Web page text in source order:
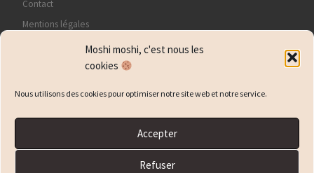
Moshi moshi, c'est nous les
cookies
Nous utilisons des cookies pour optimiser notre site web et notre service.
Accepter
Refuser
Contact
Mentions légales
Politique de confidentialité
Politique de cookies (EU)
© 2026Yotsuya– Tous droits réservés
– Réalisé avec the